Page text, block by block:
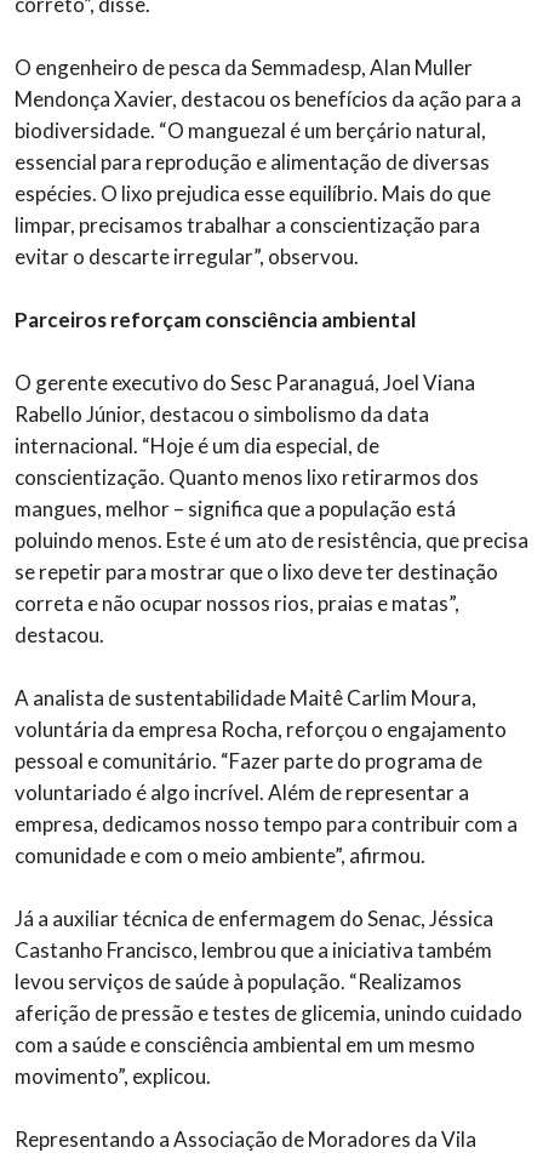
O engenheiro de pesca da Semmadesp, Alan Muller
Mendonça Xavier, destacou os benefícios da ação para a
biodiversidade. “O manguezal é um berçário natural,
essencial para reprodução e alimentação de diversas
espécies. O lixo prejudica esse equilíbrio. Mais do que
limpar, precisamos trabalhar a conscientização para
evitar o descarte irregular”, observou.
Parceiros reforçam consciência ambiental
O gerente executivo do Sesc Paranaguá, Joel Viana
Rabello Júnior, destacou o simbolismo da data
internacional. “Hoje é um dia especial, de
conscientização. Quanto menos lixo retirarmos dos
mangues, melhor – significa que a população está
poluindo menos. Este é um ato de resistência, que precisa
se repetir para mostrar que o lixo deve ter destinação
correta e não ocupar nossos rios, praias e matas”,
destacou.
A analista de sustentabilidade Maitê Carlim Moura,
voluntária da empresa Rocha, reforçou o engajamento
pessoal e comunitário. “Fazer parte do programa de
voluntariado é algo incrível. Além de representar a
empresa, dedicamos nosso tempo para contribuir com a
comunidade e com o meio ambiente”, afirmou.
Já a auxiliar técnica de enfermagem do Senac, Jéssica
Castanho Francisco, lembrou que a iniciativa também
levou serviços de saúde à população. “Realizamos
aferição de pressão e testes de glicemia, unindo cuidado
com a saúde e consciência ambiental em um mesmo
movimento”, explicou.
Representando a Associação de Moradores da Vila